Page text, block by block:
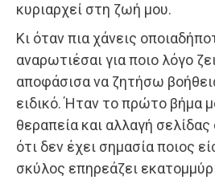
κυριαρχεί στη ζωή μου.
Κι όταν πια χάνεις
αναρωτιέσαι για ποιο λόγο
αποφάσισα να ζητήσω
ειδικό. Ήταν το πρώτο βήμα
θεραπεία και αλλαγή
ότι δεν έχει σημασία ποιος
σκύλος επηρεάζει